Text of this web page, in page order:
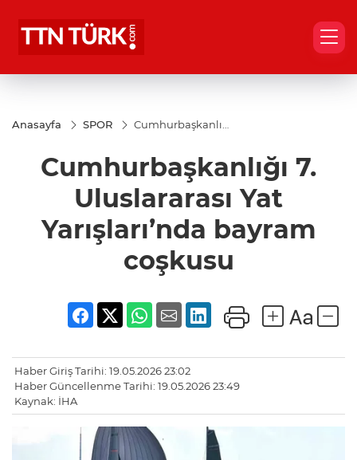
Anasayfa SPOR
Cumhurbaşkanlığı
bayram coşkusu
Cumhurbaşkanlığı 7.
Uluslararası Yat
Yarışları’nda bayram
coşkusu
Haber Giriş Tarihi: 19.05.2026 23:02
Haber Güncellenme Tarihi: 19.05.2026 23:49
Kaynak: İHA